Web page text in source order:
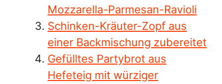
Mozzarella-Parmesan-Ravioli
Schinken-Kräuter-Zopf aus
einer Backmischung zubereitet
Gefülltes Partybrot aus
Hefeteig mit würziger